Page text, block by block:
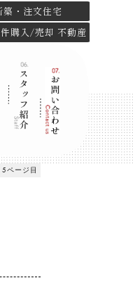
築・注文住宅
購入/売却 不動産
ページ目